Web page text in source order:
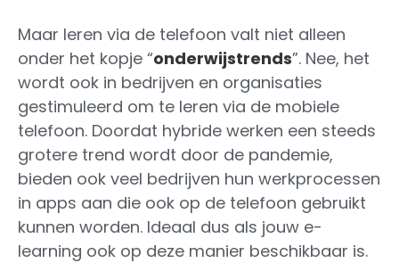
Maar leren via de telefoon valt niet alleen
onder het kopje “onderwijstrends”. Nee, het
wordt ook in bedrijven en organisaties
gestimuleerd om te leren via de mobiele
telefoon. Doordat hybride werken een steeds
grotere trend wordt door de pandemie,
bieden ook veel bedrijven hun werkprocessen
in apps aan die ook op de telefoon gebruikt
kunnen worden. Ideaal dus als jouw e-
learning ook op deze manier beschikbaar is.